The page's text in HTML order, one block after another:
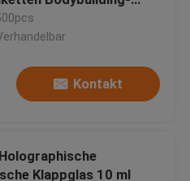
eigenhändig geschriebe
Kontakt
Klappglas 10 ml